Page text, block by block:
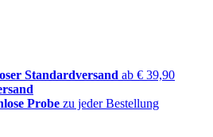
Standardversand ab € 39,90
Probe zu jeder Bestellung